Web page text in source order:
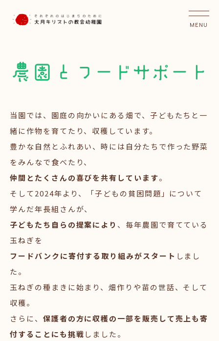
当園では、園庭の向かいにある畑で、子どもたちと一
緒に作物を育てたり、収穫しています。
豊かな自然とふれあい、時には自分たちで作った野菜
をみんなで食べたり、
仲間とたくさんの喜びを共有しています。
そして2024年より、「子どもの貧困問題」について
学んだ年長組さんが、
子どもたち自らの提案により 、毎年農園で育てている
玉ねぎを
フードバンクに寄付する取り組みがスタート しまし
た。
玉ねぎの種まきに始まり、畑作りや苗の世話、そして
収穫。
さらに、 保護者の方に収穫の一部を販売して売上も寄
付することにも挑戦しました。